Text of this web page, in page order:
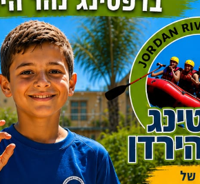
שרי ועוד.